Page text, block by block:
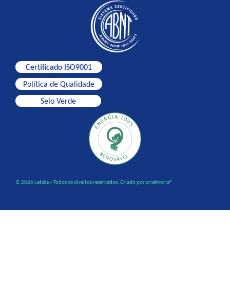
Certificado ISO9001
Política de Qualidade
Selo Verde
© 2026 Letska – Todos os direitos reservados. Criado por criativoria®